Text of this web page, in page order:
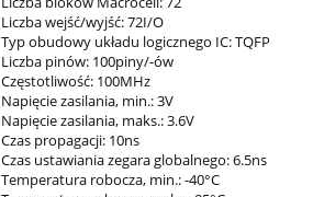
Liczba wejść/wyjść: 72I/O
Typ obudowy układu logicznego IC: TQFP
Liczba pinów: 100piny/-ów
Częstotliwość: 100MHz
Napięcie zasilania, min.: 3V
Napięcie zasilania, maks.: 3.6V
Czas propagacji: 10ns
Czas ustawiania zegara globalnego: 6.5ns
Temperatura robocza, min.: -40°C